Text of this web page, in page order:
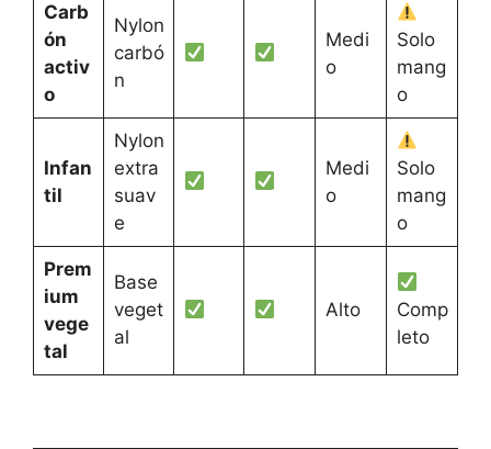
Carb
ón
activ
o
Nylon
carbó
n
Medi
o
Solo
mang
o
Infan
til
Nylon
extra
suav
e
Medi
o
Solo
mang
o
Prem
ium
vege
tal
Base
veget
al
Alto
Comp
leto